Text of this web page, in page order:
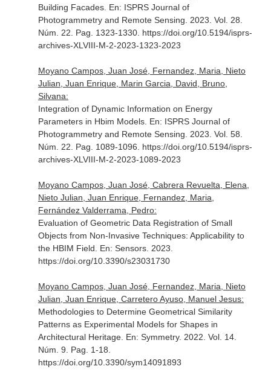
Building Facades. En: ISPRS Journal of
Photogrammetry and Remote Sensing . 2023. Vol. 28.
Núm. 22. Pag. 1323-1330. https://doi.org/10.5194/isprs-
archives-XLVIII-M-2-2023-1323-2023
Moyano Campos, Juan José, Fernandez, Maria, Nieto
Julian, Juan Enrique, Marin Garcia, David, Bruno,
Silvana:
Integration of Dynamic Information on Energy
Parameters in Hbim Models. En: ISPRS Journal of
Photogrammetry and Remote Sensing . 2023. Vol. 58.
Núm. 22. Pag. 1089-1096. https://doi.org/10.5194/isprs-
archives-XLVIII-M-2-2023-1089-2023
Moyano Campos, Juan José, Cabrera Revuelta, Elena,
Nieto Julian, Juan Enrique, Fernandez, Maria,
Fernández Valderrama, Pedro:
Evaluation of Geometric Data Registration of Small
Objects from Non-Invasive Techniques: Applicability to
the HBIM Field. En: Sensors. 2023.
https://doi.org/10.3390/s23031730
Moyano Campos, Juan José, Fernandez, Maria, Nieto
Julian, Juan Enrique, Carretero Ayuso, Manuel Jesus:
Methodologies to Determine Geometrical Similarity
Patterns as Experimental Models for Shapes in
Architectural Heritage. En: Symmetry. 2022. Vol. 14.
Núm. 9. Pag. 1-18.
https://doi.org/10.3390/sym14091893